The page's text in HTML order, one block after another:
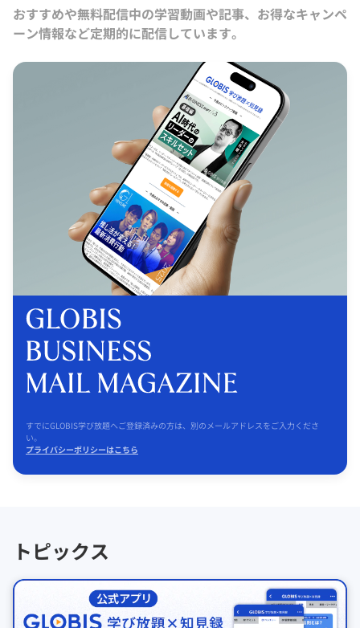
おすすめや無料配信中の学習動画や記事、お得なキャンペ
ーン情報など定期的に配信しています。
すでにGLOBIS学び放題へご登録済みの方は、別のメールアドレスをご入力くださ
い。
プライバシーポリシーはこちら
トピックス